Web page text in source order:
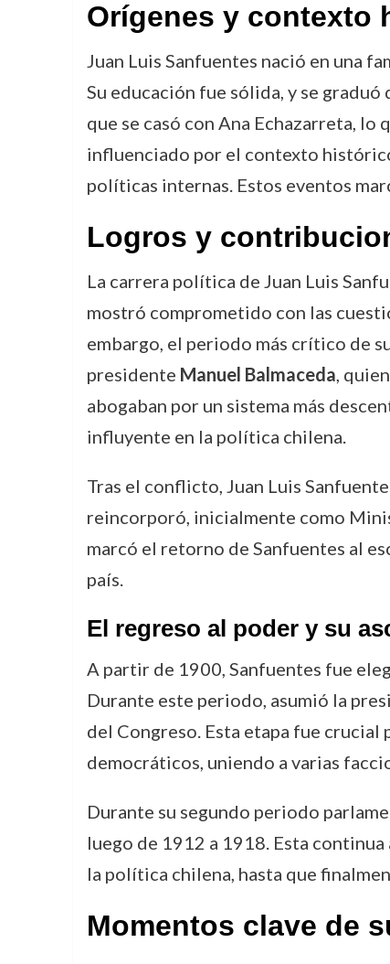
Orígenes y contexto
Juan Luis Sanfuentes nació en una
Su educación fue sólida, y se
que se casó con Ana Echazarreta,
influenciado por el contexto
políticas internas. Estos eventos
Logros y
La carrera política de Juan Luis
mostró comprometido con las
embargo, el periodo más crítico de
presidente Manuel Balmaceda,
abogaban por un sistema más
influyente en la política chilena.
Tras el conflicto, Juan Luis
reincorporó, inicialmente como
marcó el retorno de Sanfuentes al
país.
El regreso al poder y su
A partir de 1900, Sanfuentes fue
Durante este periodo, asumió la
del Congreso. Esta etapa fue
democráticos, uniendo a varias
Durante su segundo periodo
luego de 1912 a 1918. Esta
la política chilena, hasta que
Momentos clave de